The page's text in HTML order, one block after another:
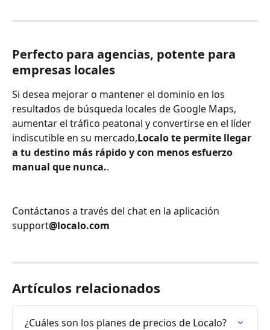
Perfecto para agencias, potente para
empresas locales
Si desea mejorar o mantener el dominio en los
resultados de búsqueda locales de Google Maps,
aumentar el tráfico peatonal y convertirse en el líder
indiscutible en su mercado,Localo te permite llegar
a tu destino más rápido y con menos esfuerzo
manual que nunca..
Contáctanos a través del chat en la aplicación
support@localo.com
Artículos relacionados
¿Cuáles son los planes de precios de Localo?